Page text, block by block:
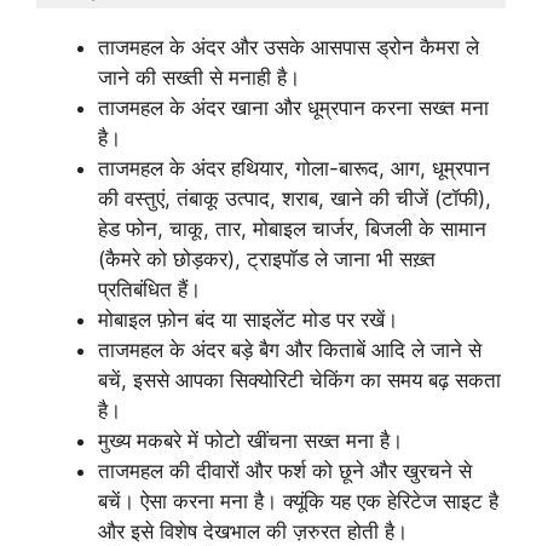
ताजमहल के अंदर और उसके आसपास ड्रोन कैमरा ले
जाने की सख्ती से मनाही है।
ताजमहल के अंदर खाना और धूम्रपान करना सख्त मना
है।
ताजमहल के अंदर हथियार, गोला-बारूद, आग, धूम्रपान
की वस्तुएं, तंबाकू उत्पाद, शराब, खाने की चीजें (टॉफी),
हेड फोन, चाकू, तार, मोबाइल चार्जर, बिजली के सामान
(कैमरे को छोड़कर), ट्राइपॉड ले जाना भी सख़्त
प्रतिबंधित हैं।
मोबाइल फ़ोन बंद या साइलेंट मोड पर रखें।
ताजमहल के अंदर बड़े बैग और किताबें आदि ले जाने से
बचें, इससे आपका सिक्योरिटी चेकिंग का समय बढ़ सकता
है।
मुख्य मकबरे में फोटो खींचना सख्त मना है।
ताजमहल की दीवारों और फर्श को छूने और खुरचने से
बचें। ऐसा करना मना है। क्यूंकि यह एक हेरिटेज साइट है
और इसे विशेष देखभाल की ज़रुरत होती है।